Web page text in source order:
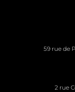
59 rue de
2 rue